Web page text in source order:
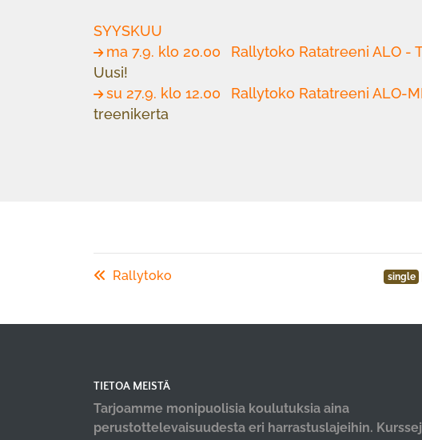
SYYSKUU
ma 7.9. klo 20.00
Rallytoko Ratatreeni ALO -
Uusi!
su 27.9. klo 12.00
Rallytoko Ratatreeni ALO-
treenikerta
Rallytoko single
TIETOA MEISTÄ
Tarjoamme monipuolisia koulutuksia aina
perustottelevaisuudesta eri harrastuslajeihin.